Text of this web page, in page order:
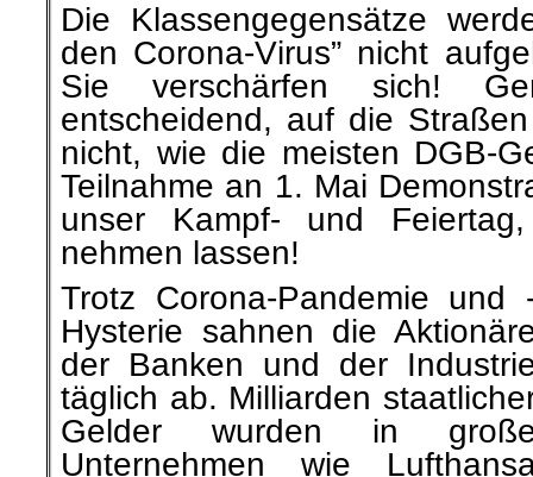
Die Klassengegensätze
den Corona-Virus” nicht
Sie verschärfen sich!
entscheidend, auf die
nicht, wie die meisten DGB-
Teilnahme an 1. Mai
unser Kampf- und
nehmen lassen!
Trotz Corona-Pandemie und
Hysterie sahnen die
der Banken und der
täglich ab. Milliarden
Gelder wurden in
Unternehmen wie